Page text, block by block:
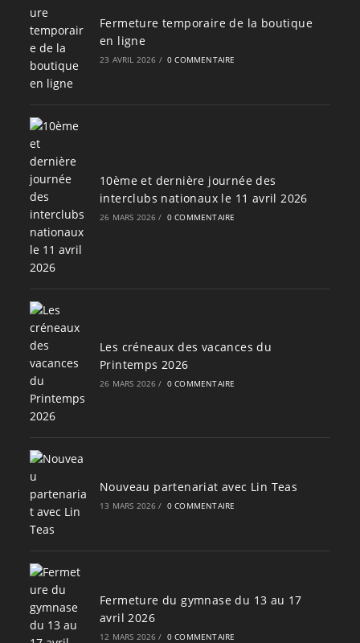
Fermeture temporaire de la boutique
en ligne
23 AVRIL 2026 / 0 COMMENTAIRE
10ème et dernière journée des
interclubs nationaux le 11 avril 2026
26 MARS 2026 / 0 COMMENTAIRE
Les créneaux des vacances du
Printemps 2026
26 MARS 2026 / 0 COMMENTAIRE
Nouveau partenariat avec Lin Teas
13 MARS 2026 / 0 COMMENTAIRE
Fermeture du gymnase du 13 au 17
avril 2026
12 MARS 2026 / 0 COMMENTAIRE